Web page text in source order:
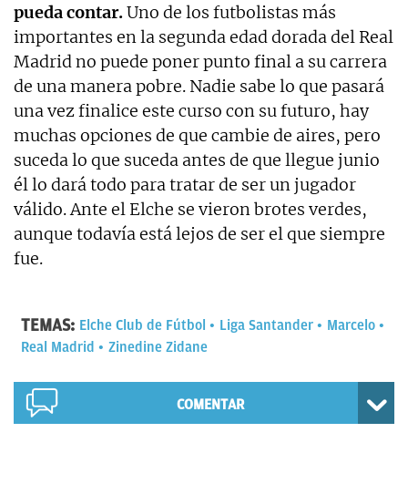
pueda contar.Uno de los futbolistas más
importantes en la segunda edad dorada del Real
Madrid no puede poner punto final a su carrera
de una manera pobre. Nadie sabe lo que pasará
una vez finalice este curso con su futuro, hay
muchas opciones de que cambie de aires, pero
suceda lo que suceda antes de que llegue junio
él lo dará todo para tratar de ser un jugador
válido. Ante el Elche se vieron brotes verdes,
aunque todavía está lejos de ser el que siempre
fue.
TEMAS: Elche Club de Fútbol Liga Santander
Marcelo
Real Madrid
Zinedine Zidane
COMENTAR